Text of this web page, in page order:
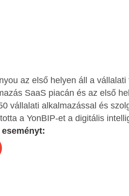
az első helyen áll a
SaaS piacán és az első
vállalati alkalmazással és
a YonBIP-et a digitális
eseményt: